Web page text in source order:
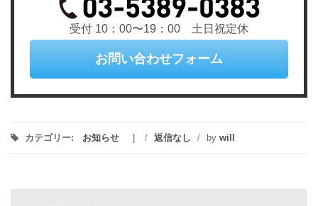
受付 10：00〜19：00 土日祝定休
お問い合わせフォーム
カテゴリー: お知らせ / 返信なし / by will